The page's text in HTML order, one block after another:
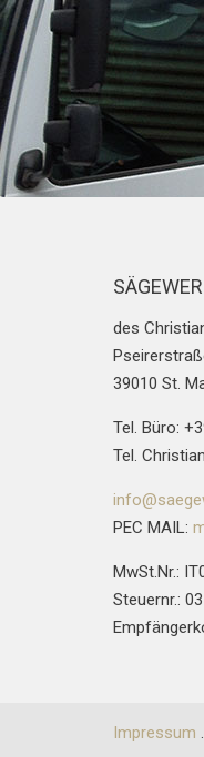
des
39010 St.
Tel. Büro:
Tel.
PEC MAIL:
MwSt.Nr.:
Steuernr.:
Impressum